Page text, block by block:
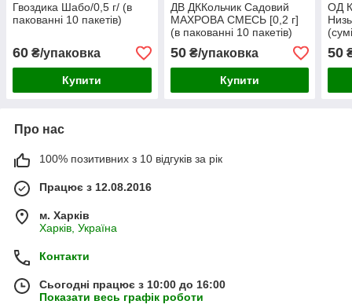
Гвоздика Шабо/0,5 г/ (в
пакованні 10 пакетів)
60 ₴/упаковка
Купити
ДВ ДККольчик Садовий
МАХРОВА СМЕСЬ [0,2 г]
(в пакованні 10 пакетів)
50₴/упаковка
Купити
ОД
10
50
Про нас
100% позитивних з 10 відгуків за рік
Працює з 12.08.2016
м. Харків
Харків, Україна
Контакти
Сьогодні працює з 10:00 до 16:00
Показати весь графік роботи